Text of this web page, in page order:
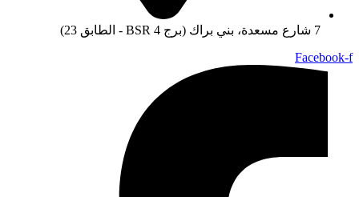
7 شارع مسعدة، بني براك (برج BSR 4 - الطابق 23)
Facebook-f